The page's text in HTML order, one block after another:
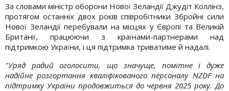
За словами міністр оборони Нової Зеландії Джудіт Коллінз,
протягом останніх двох років співробітники Збройні сили
Нової Зеландії перебували на місцях у Європі та Великій
Британії, працюючи з країнами-партнерами над
підтримкою України, і ця підтримка триватиме й надалі.
"Уряд радий оголосити, що значуще, помітне і дуже
надійне розгортання кваліфікованого персоналу NZDF на
підтримку України продовжиться до червня 2025 року. До